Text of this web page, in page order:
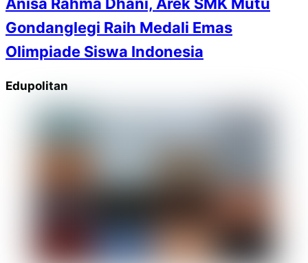
Anisa Rahma Dhani, Arek SMK Mutu
Gondanglegi Raih Medali Emas
Olimpiade Siswa Indonesia
Edupolitan